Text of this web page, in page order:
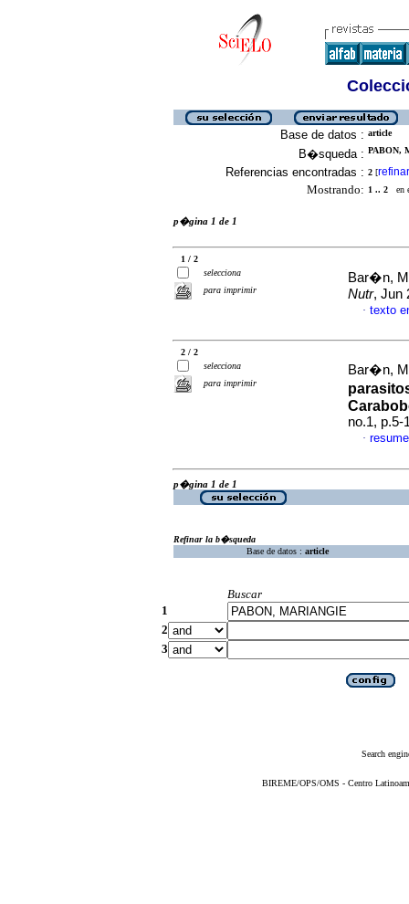
Base de datos : article
B�squeda : PABON,
Referencias encontradas : 2 [refinar
Mostrando: 1 .. 2 en
p�gina 1 de 1
1 / 2
selecciona
para imprimir
Bar�n,
Nutr, Jun
· texto
2 / 2
selecciona
para imprimir
Bar�n,
no.1, p.5-
·
p�gina 1 de 1
Refinar la b�squeda
Base de datos : article
Buscar
1
2
3
Search
BIREME/OPS/OMS - Centro